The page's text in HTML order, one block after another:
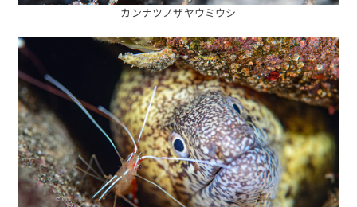
カンナツノザヤウミウシ